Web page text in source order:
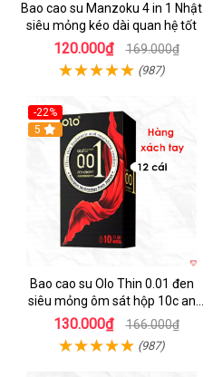
Bao cao su Manzoku 4 in 1 Nhật
siêu mỏng kéo dài quan hệ tốt
120.000₫ 169.000₫
(987)
-22%
5
Bao cao su Olo Thin 0.01 đen
siêu mỏng ôm sát hộp 10c an
toàn
130.000₫ 166.000₫
(987)